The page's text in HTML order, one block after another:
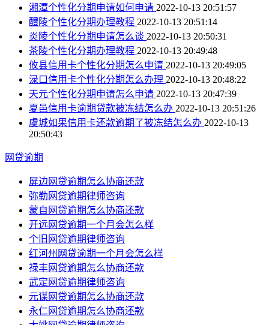
湘潭个性化分期申请如何申请 2022-10-13 20:51:57
醴陵个性化分期办理教程 2022-10-13 20:51:14
炎陵个性化分期申请怎么谈 2022-10-13 20:50:31
茶陵个性化分期办理教程 2022-10-13 20:49:48
攸县信用卡个性化分期怎么申请 2022-10-13 20:49:05
渌口信用卡个性化分期怎么办理 2022-10-13 20:48:22
天元个性化分期申请怎么申请 2022-10-13 20:47:39
夏邑信用卡逾期贷款被冻结怎么办 2022-10-13 20:51:26
虞城如果信用卡还款逾期了被冻结怎么办 2022-10-13
20:50:43
网贷逾期
屏边网贷逾期怎么协商还款
弥勒网贷逾期律师咨询
蒙自网贷逾期怎么协商还款
开远网贷逾期一个月会怎么样
个旧网贷逾期律师咨询
红河州网贷逾期一个月会怎么样
禄丰网贷逾期怎么协商还款
武定网贷逾期律师咨询
元谋网贷逾期怎么协商还款
永仁网贷逾期怎么协商还款